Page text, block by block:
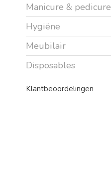
Manicure & pedicure
Hygiëne
Meubilair
Disposables
Klantbeoordelingen